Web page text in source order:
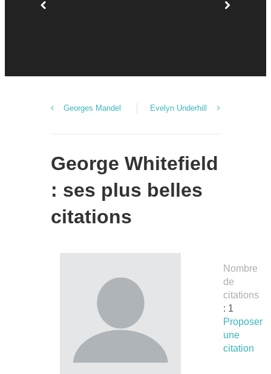
Georges Mandel Evelyn Underhill
George Whitefield
: ses plus belles
citations
Nombre
de
citations
: 1
Proposer
une
citation